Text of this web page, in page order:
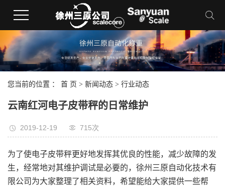
您当前的位置 ： 首 页 > 新闻动态 > 行业动态
云南红河电子皮带秤的日常维护
2019-12-19 715次
为了使电子皮带秤更好地发挥其优良的性能，减少故障的发
生，经常地对其维护调试是必要的，徐州三原自动化技术有
限公司为大家整理了相关资料，希望能给大家提供一些帮